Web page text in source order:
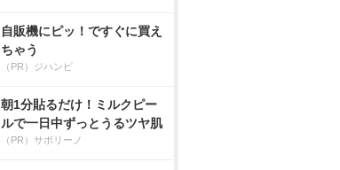
自販機にピッ！ですぐに買え
ちゃう
（PR）ジハンピ
朝1分貼るだけ！ミルクピー
ルで一日中ずっとうるツヤ肌
（PR）サボリーノ